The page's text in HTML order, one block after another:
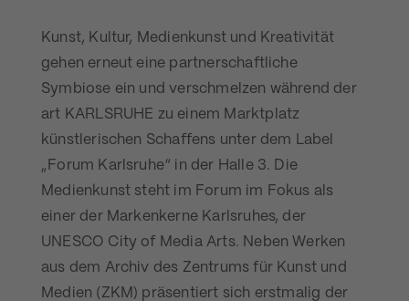
Kunst, Kultur, Medienkunst und Kreativität
gehen erneut eine partnerschaftliche
Symbiose ein und verschmelzen während der
art KARLSRUHE zu einem Marktplatz
künstlerischen Schaffens unter dem Label
„Forum Karlsruhe“ in der Halle 3. Die
Medienkunst steht im Forum im Fokus als
einer der Markenkerne Karlsruhes, der
UNESCO City of Media Arts. Neben Werken
aus dem Archiv des Zentrums für Kunst und
Medien (ZKM) präsentiert sich erstmalig der